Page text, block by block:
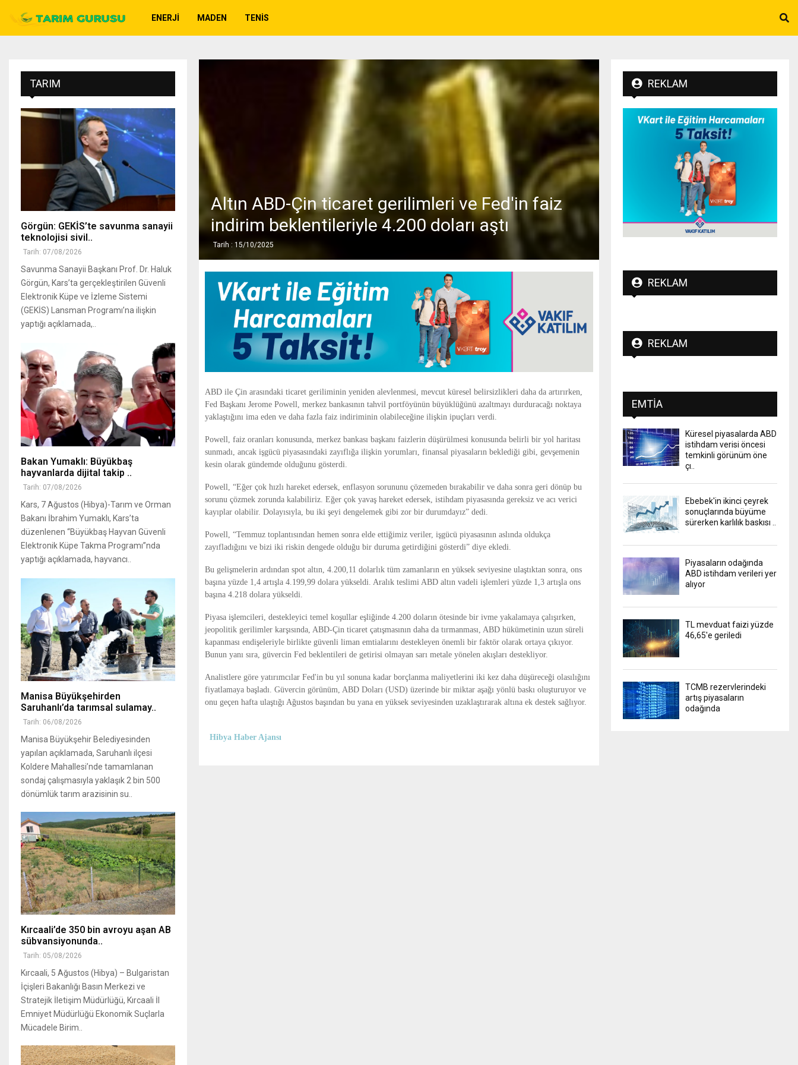
ENERJI MADEN TENIS
Altın ABD-Çin ticaret gerilimleri ve Fed'in faiz
indirim beklentileriyle 4.200 doları aştı
Tarih : 15/10/2025
ABD ile Çin arasındaki ticaret geriliminin yeniden alevlenmesi, mevcut küresel belirsizlikleri daha da artırırken,
Fed Başkanı Jerome Powell, merkez bankasının tahvil portföyünün büyüklüğünü azaltmayı durduracağı noktaya
yaklaştığını ima eden ve daha fazla faiz indiriminin olabileceğine ilişkin ipuçları verdi.
Powell, faiz oranları konusunda, merkez bankası başkanı faizlerin düşürülmesi konusunda belirli bir yol haritası
sunmadı, ancak işgücü piyasasındaki zayıflığa ilişkin yorumları, finansal piyasaların beklediği gibi, gevşemenin
kesin olarak gündemde olduğunu gösterdi.
Powell, “Eğer çok hızlı hareket edersek, enflasyon sorununu çözemeden bırakabilir ve daha sonra geri dönüp bu
sorunu çözmek zorunda kalabiliriz. Eğer çok yavaş hareket edersek, istihdam piyasasında gereksiz ve acı verici
kayıplar olabilir. Dolayısıyla, bu iki şeyi dengelemek gibi zor bir durumdayız” dedi.
Powell, “Temmuz toplantısından hemen sonra elde ettiğimiz veriler, işgücü piyasasının aslında oldukça
zayıfladığını ve bizi iki riskin dengede olduğu bir duruma getirdiğini gösterdi” diye ekledi.
Bu gelişmelerin ardından spot altın, 4.200,11 dolarlık tüm zamanların en yüksek seviyesine ulaştıktan sonra, ons
başına yüzde 1,4 artışla 4.199,99 dolara yükseldi. Aralık teslimi ABD altın vadeli işlemleri yüzde 1,3 artışla ons
başına 4.218 dolara yükseldi.
Piyasa işlemcileri, destekleyici temel koşullar eşliğinde 4.200 doların ötesinde bir ivme yakalamaya çalışırken,
jeopolitik gerilimler karşısında, ABD-Çin ticaret çatışmasının daha da tırmanması, ABD hükümetinin uzun süreli
kapanması endişeleriyle birlikte güvenli liman emtialarını destekleyen önemli bir faktör olarak ortaya çıkıyor.
Bunun yanı sıra, güvercin Fed beklentileri de getirisi olmayan sarı metale yönelen akışları destekliyor.
Analistlere göre yatırımcılar Fed'in bu yıl sonuna kadar borçlanma maliyetlerini iki kez daha düşüreceği olasılığını
fiyatlamaya başladı. Güvercin görünüm, ABD Doları (USD) üzerinde bir miktar aşağı yönlü baskı oluşturuyor ve
onu geçen hafta ulaştığı Ağustos başından bu yana en yüksek seviyesinden uzaklaştırarak altına ek destek sağlıyor.
Hibya Haber Ajansı
TARIM
Görgün: GEKİS’te savunma sanayii
teknolojisi sivil..
Tarih: 07/08/2026
Savunma Sanayii Başkanı Prof. Dr. Haluk
Görgün, Kars’ta gerçekleştirilen Güvenli
Elektronik Küpe ve İzleme Sistemi
(GEKİS) Lansman Programı’na ilişkin
yaptığı açıklamada,..
Bakan Yumaklı: Büyükbaş
hayvanlarda dijital takip ..
Tarih: 07/08/2026
Kars, 7 Ağustos (Hibya)-Tarım ve Orman
Bakanı İbrahim Yumaklı, Kars’ta
düzenlenen “Büyükbaş Hayvan Güvenli
Elektronik Küpe Takma Programı”nda
yaptığı açıklamada, hayvancı..
Manisa Büyükşehirden
Saruhanlı’da tarımsal sulamay..
Tarih: 06/08/2026
Manisa Büyükşehir Belediyesinden
yapılan açıklamada, Saruhanlı ilçesi
Koldere Mahallesi’nde tamamlanan
sondaj çalışmasıyla yaklaşık 2 bin 500
dönümlük tarım arazisinin su..
Kırcaali’de 350 bin avroyu aşan AB
sübvansiyonunda..
Tarih: 05/08/2026
Kırcaali, 5 Ağustos (Hibya) – Bulgaristan
İçişleri Bakanlığı Basın Merkezi ve
Stratejik İletişim Müdürlüğü, Kırcaali İl
Emniyet Müdürlüğü Ekonomik Suçlarla
Mücadele Birim..
REKLAM
REKLAM
REKLAM
EMTIA
Küresel piyasalarda ABD
istihdam verisi öncesi
temkinli görünüm öne
çı..
Ebebek'in ikinci çeyrek
sonuçlarında büyüme
sürerken karlılık baskısı ..
Piyasaların odağında
ABD istihdam verileri yer
alıyor
TL mevduat faizi yüzde
46,65'e geriledi
TCMB rezervlerindeki
artış piyasaların
odağında